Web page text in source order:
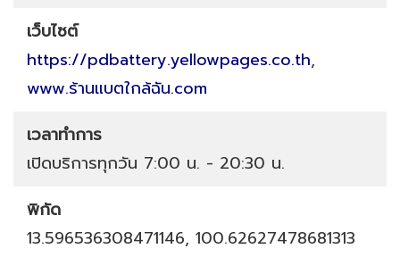
เว็บไซต์
https://pdbattery.yellowpages.co.th,
www.ร้านแบตใกล้ฉัน.com
เวลาทำการ
เปิดบริการทุกวัน 7:00 น. - 20:30 น.
พิกัด
13.596536308471146, 100.62627478681313